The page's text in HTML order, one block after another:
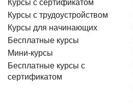
Курсы с сертификатом
Курсы с трудоустройством
Курсы для начинающих
Бесплатные курсы
Мини-курсы
Бесплатные курсы с
сертификатом